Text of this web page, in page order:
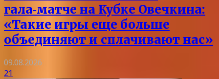
гала‑матче на Кубке Овечкина:
«Такие игры еще больше
объединяют и сплачивают нас»
09.08.2026
21